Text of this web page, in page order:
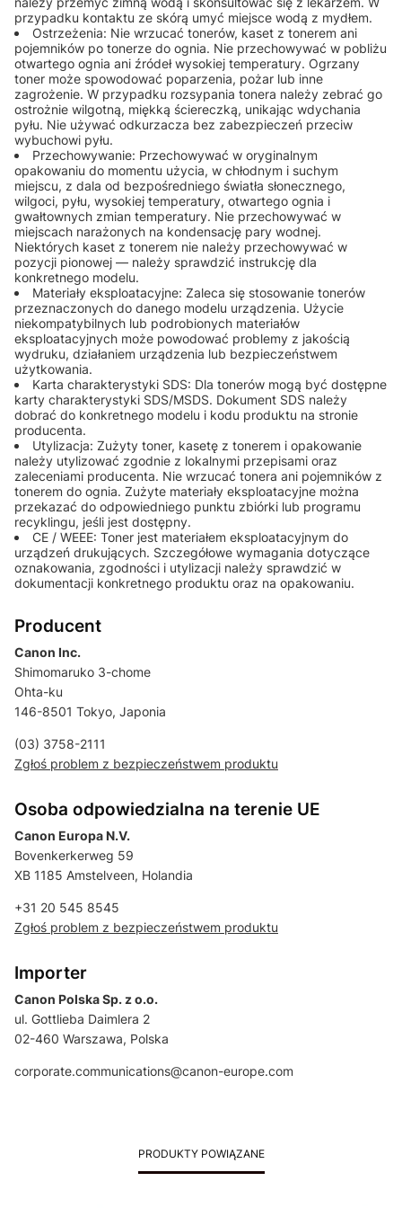
przypadku kontaktu ze skórą umyć miejsce wodą z mydłem.
Ostrzeżenia: Nie wrzucać tonerów, kaset z tonerem ani
pojemników po tonerze do ognia. Nie przechowywać w pobliżu
otwartego ognia ani źródeł wysokiej temperatury. Ogrzany
toner może spowodować poparzenia, pożar lub inne
zagrożenie. W przypadku rozsypania tonera należy zebrać go
ostrożnie wilgotną, miękką ściereczką, unikając wdychania
pyłu. Nie używać odkurzacza bez zabezpieczeń przeciw
wybuchowi pyłu.
Przechowywanie: Przechowywać w oryginalnym
opakowaniu do momentu użycia, w chłodnym i suchym
miejscu, z dala od bezpośredniego światła słonecznego,
wilgoci, pyłu, wysokiej temperatury, otwartego ognia i
gwałtownych zmian temperatury. Nie przechowywać w
miejscach narażonych na kondensację pary wodnej.
Niektórych kaset z tonerem nie należy przechowywać w
pozycji pionowej — należy sprawdzić instrukcję dla
konkretnego modelu.
Materiały eksploatacyjne: Zaleca się stosowanie tonerów
przeznaczonych do danego modelu urządzenia. Użycie
niekompatybilnych lub podrobionych materiałów
eksploatacyjnych może powodować problemy z jakością
wydruku, działaniem urządzenia lub bezpieczeństwem
użytkowania.
Karta charakterystyki SDS: Dla tonerów mogą być dostępne
karty charakterystyki SDS/MSDS. Dokument SDS należy
dobrać do konkretnego modelu i kodu produktu na stronie
producenta.
Utylizacja: Zużyty toner, kasetę z tonerem i opakowanie
należy utylizować zgodnie z lokalnymi przepisami oraz
zaleceniami producenta. Nie wrzucać tonera ani pojemników z
tonerem do ognia. Zużyte materiały eksploatacyjne można
przekazać do odpowiedniego punktu zbiórki lub programu
recyklingu, jeśli jest dostępny.
CE / WEEE: Toner jest materiałem eksploatacyjnym do
urządzeń drukujących. Szczegółowe wymagania dotyczące
oznakowania, zgodności i utylizacji należy sprawdzić w
dokumentacji konkretnego produktu oraz na opakowaniu.
Producent
Canon Inc.
Shimomaruko 3-chome
Ohta-ku
146-8501 Tokyo, Japonia
(03) 3758-2111
Zgłoś problem z bezpieczeństwem produktu
Osoba odpowiedzialna na terenie UE
Canon Europa N.V.
Bovenkerkerweg 59
XB 1185 Amstelveen, Holandia
+31 20 545 8545
Zgłoś problem z bezpieczeństwem produktu
Importer
Canon Polska Sp. z o.o.
ul. Gottlieba Daimlera 2
02-460 Warszawa, Polska
corporate.communications@canon-europe.com
PRODUKTY POWIĄZANE